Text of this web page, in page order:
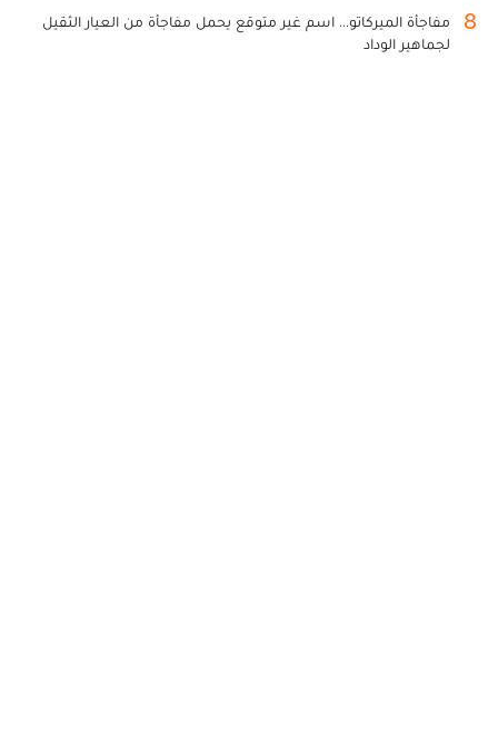
8
مفاجأة الميركاتو... اسم غير متوقع يحمل مفاجأة من العيار الثقيل
لجماهير الوداد